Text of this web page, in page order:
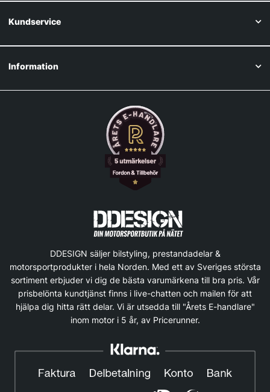
Kundservice
Information
DDESIGN säljer bilstyling, prestandadelar &
motorsportprodukter i hela Norden. Med ett av Sveriges största
sortiment erbjuder vi dig de bästa varumärkena till bra pris. Vår
prisbelönta kundtjänst finns i live-chatten och mailen för att
hjälpa dig hitta rätt delar. Vi är utsedda till "Årets E-handlare"
inom motor i 5 år, av Pricerunner.